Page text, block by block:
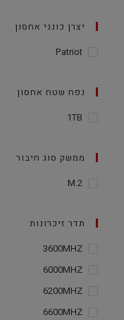
יצרן כונני אחסון
Patriot
נפח שטח אחסון
1TB
ממשק סוג חיבור
M.2
תדר זיכרונות
3600MHZ
6000MHZ
6200MHZ
6600MHZ